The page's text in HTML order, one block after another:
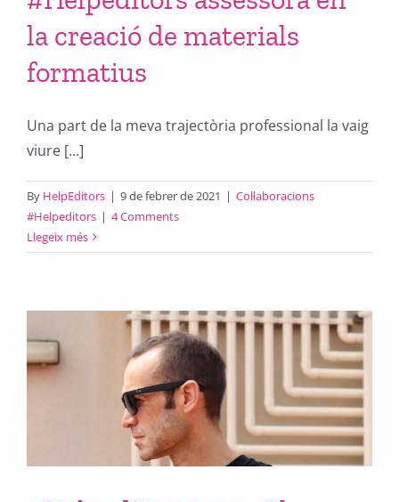
la creació de materials
formatius
Una part de la meva trajectòria professional la vaig
viure [...]
By HelpEditors | 9 de febrer de 2021 | Col·laboracions
#Helpeditors | 4 Comments
Llegeix més